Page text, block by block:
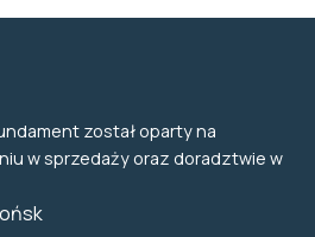
został oparty na
w sprzedaży oraz doradztwie w